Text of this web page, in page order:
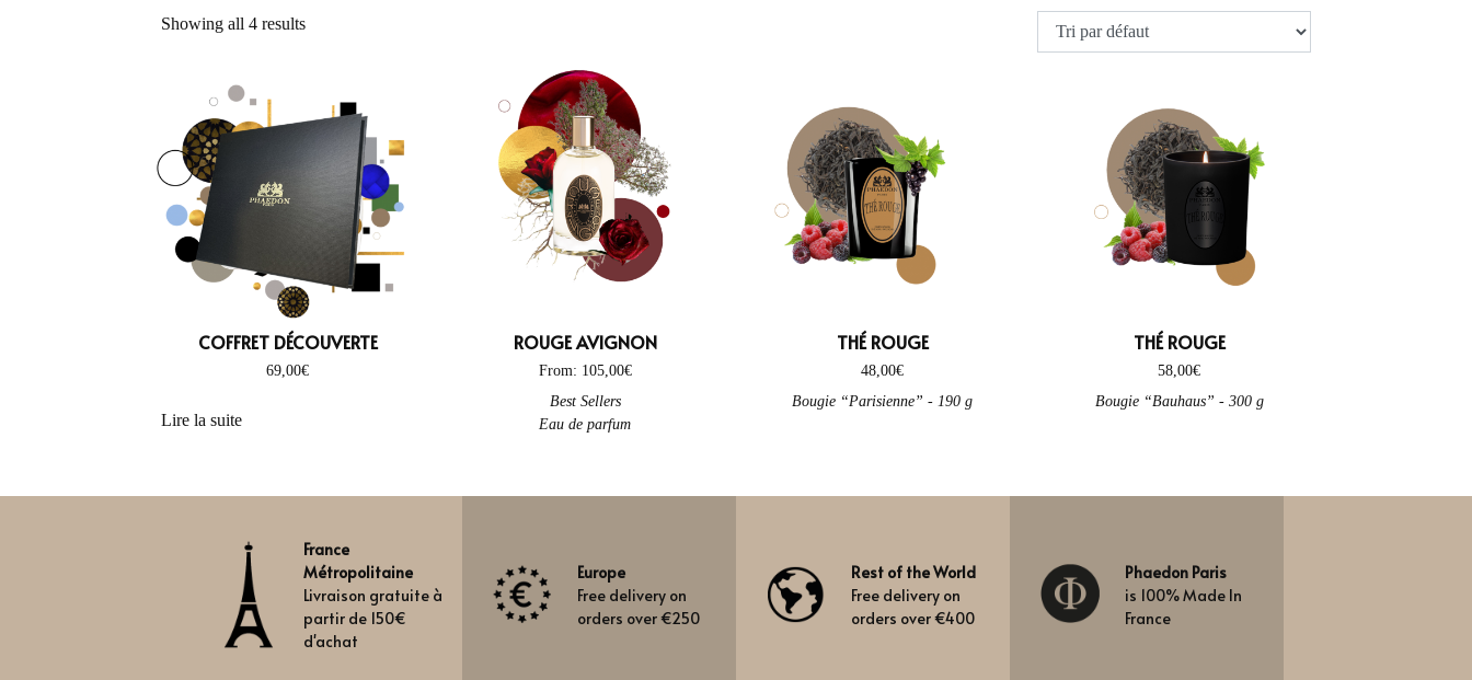
Showing all 4 results
COFFRET DÉCOUVERTE
69,00€
Lire la suite
ROUGE AVIGNON
From: 105,00€
This product has multiple variants. The options may be chosen on the product page
Best Sellers
Eau de parfum
THÉ ROUGE
48,00€
Bougie “Parisienne” - 190 g
THÉ ROUGE
58,00€
Bougie “Bauhaus” - 300 g
France
Métropolitaine
Livraison gratuite à
partir de 150€
d'achat
Europe
Free delivery on
orders over €250
Rest of the World
Free delivery on
orders over €400
Phaedon Paris
is 100% Made In
France